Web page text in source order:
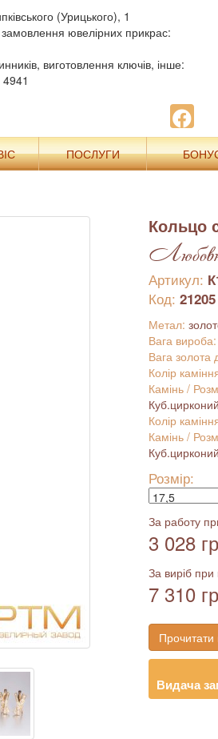
(Урицького), 1
замовлення ювелірних прикрас:
виготовлення ключів, інше:
ПОСЛУГИ
Кольцо
Артикул:
Код: 21205
Метал:
Вага вироба:
Вага золота
Колір
Камінь /
Колір
Камінь /
Розмір:
За работу
3 028
За виріб при
7 310
Видача